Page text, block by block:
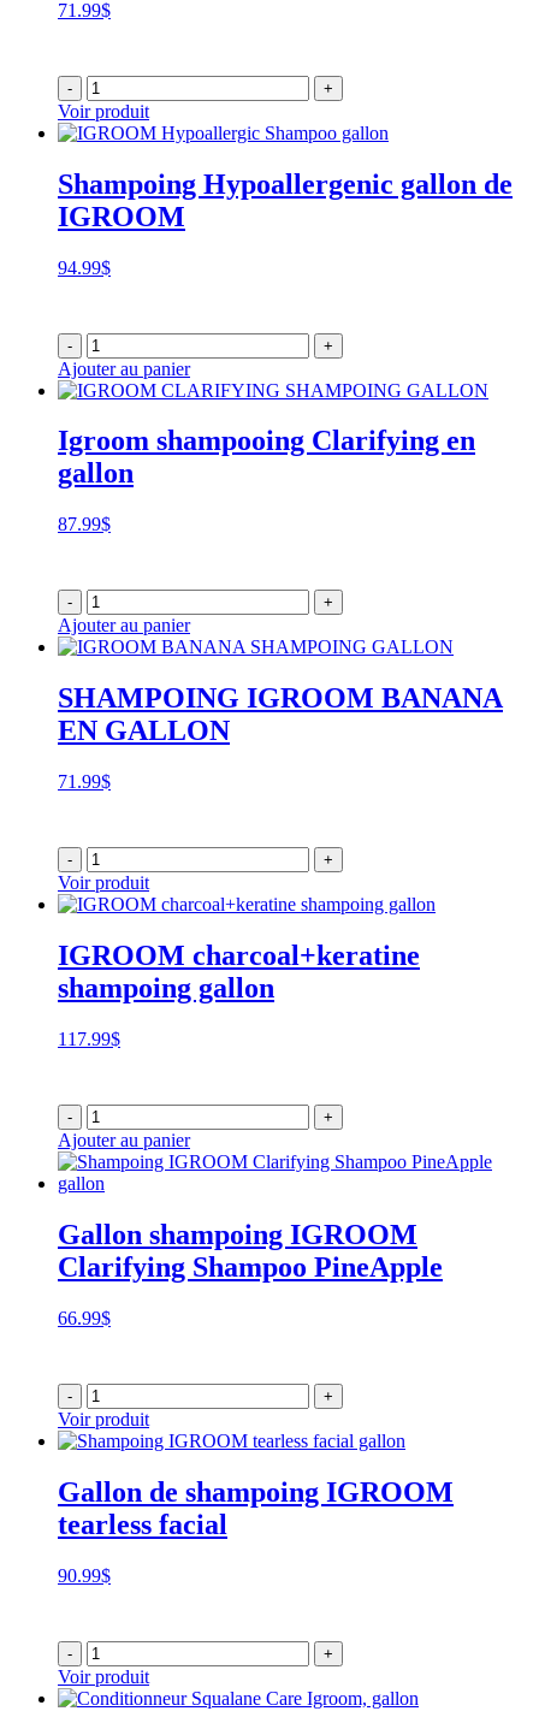
71.99$
- +
Voir produit
Shampoing Hypoallergenic gallon de
IGROOM
94.99$
- +
Ajouter au panier
Igroom shampooing Clarifying en
gallon
87.99$
- +
Ajouter au panier
SHAMPOING IGROOM BANANA
EN GALLON
71.99$
- +
Voir produit
IGROOM charcoal+keratine
shampoing gallon
117.99$
- +
Ajouter au panier
Gallon shampoing IGROOM
Clarifying Shampoo PineApple
66.99$
- +
Voir produit
Gallon de shampoing IGROOM
tearless facial
90.99$
- +
Voir produit